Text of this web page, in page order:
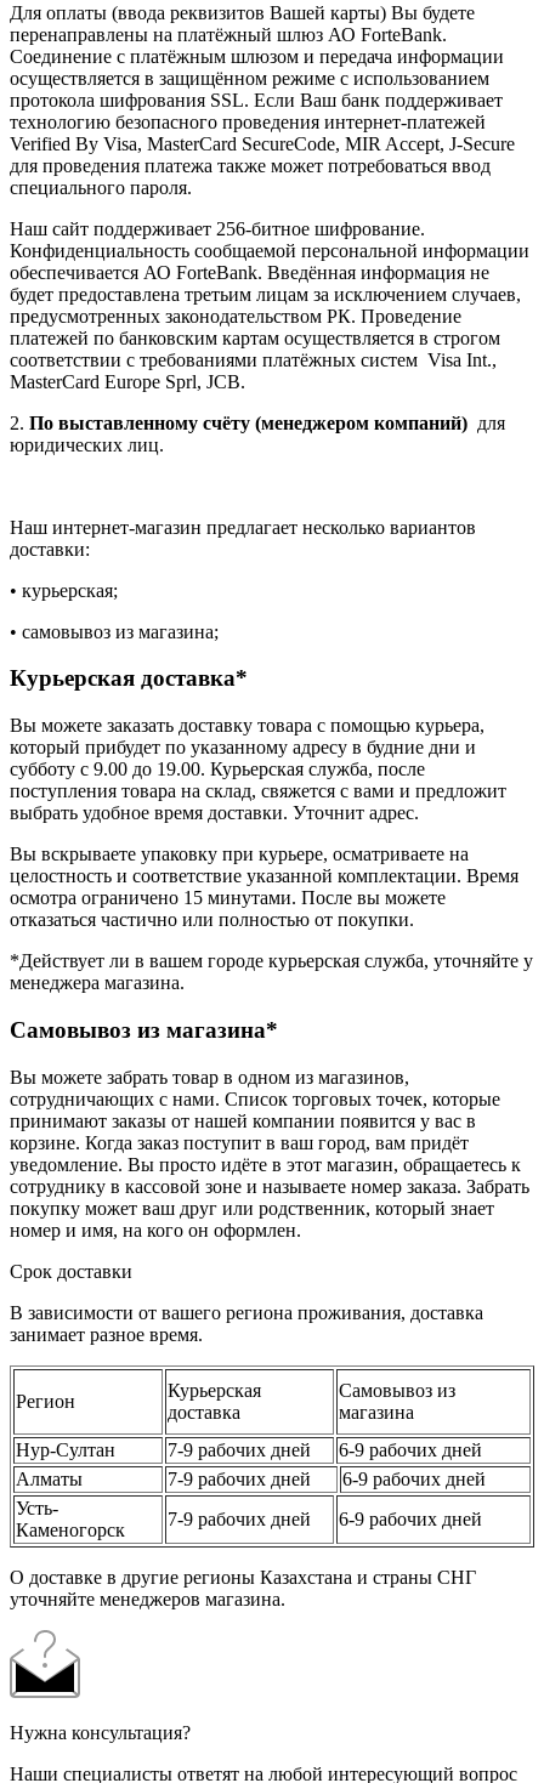
Для оплаты (ввода реквизитов Вашей карты) Вы будете
перенаправлены на платёжный шлюз АО ForteBank.
Соединение с платёжным шлюзом и передача информации
осуществляется в защищённом режиме с использованием
протокола шифрования SSL. Если Ваш банк поддерживает
технологию безопасного проведения интернет-платежей
Verified By Visa, MasterCard SecureCode, MIR Accept, J-Secure
для проведения платежа также может потребоваться ввод
специального пароля.
Наш сайт поддерживает 256-битное шифрование.
Конфиденциальность сообщаемой персональной информации
обеспечивается АО ForteBank. Введённая информация не
будет предоставлена третьим лицам за исключением случаев,
предусмотренных законодательством РК. Проведение
платежей по банковским картам осуществляется в строгом
соответствии с требованиями платёжных систем Visa Int.,
MasterCard Europe Sprl, JCB.
2. По выставленному счёту (менеджером компаний) для
юридических лиц.
Наш интернет-магазин предлагает несколько вариантов
доставки:
• курьерская;
• самовывоз из магазина;
Курьерская доставка*
Вы можете заказать доставку товара с помощью курьера,
который прибудет по указанному адресу в будние дни и
субботу с 9.00 до 19.00. Курьерская служба, после
поступления товара на склад, свяжется с вами и предложит
выбрать удобное время доставки. Уточнит адрес.
Вы вскрываете упаковку при курьере, осматриваете на
целостность и соответствие указанной комплектации. Время
осмотра ограничено 15 минутами. После вы можете
отказаться частично или полностью от покупки.
*Действует ли в вашем городе курьерская служба, уточняйте у
менеджера магазина.
Самовывоз из магазина*
Вы можете забрать товар в одном из магазинов,
сотрудничающих с нами. Список торговых точек, которые
принимают заказы от нашей компании появится у вас в
корзине. Когда заказ поступит в ваш город, вам придёт
уведомление. Вы просто идёте в этот магазин, обращаетесь к
сотруднику в кассовой зоне и называете номер заказа. Забрать
покупку может ваш друг или родственник, который знает
номер и имя, на кого он оформлен.
Срок доставки
В зависимости от вашего региона проживания, доставка
занимает разное время.
Регион
Курьерская
доставка
Самовывоз из
магазина
Нур-Султан
7-9 рабочих дней
6-9 рабочих дней
Алматы
7-9 рабочих дней
6-9 рабочих дней
Усть-
Каменогорск
7-9 рабочих дней 6-9 рабочих дней
О доставке в другие регионы Казахстана и страны СНГ
уточняйте менеджеров магазина.
Нужна консультация?
Наши специалисты ответят на любой интересующий вопрос